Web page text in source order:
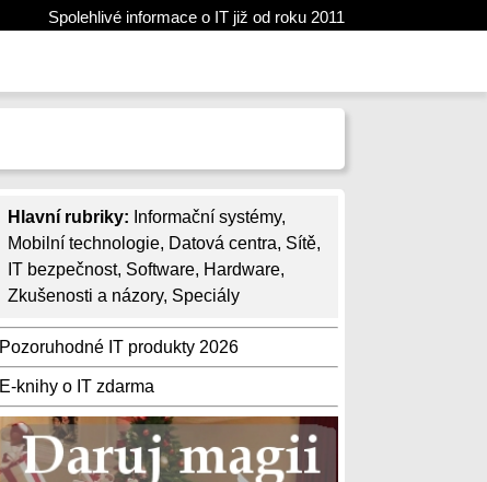
Spolehlivé informace o IT již od roku 2011
Hlavní rubriky: Informační systémy,
Mobilní technologie, Datová centra, Sítě,
IT bezpečnost, Software, Hardware,
Zkušenosti a názory, Speciály
Pozoruhodné IT produkty 2026
E-knihy o IT zdarma